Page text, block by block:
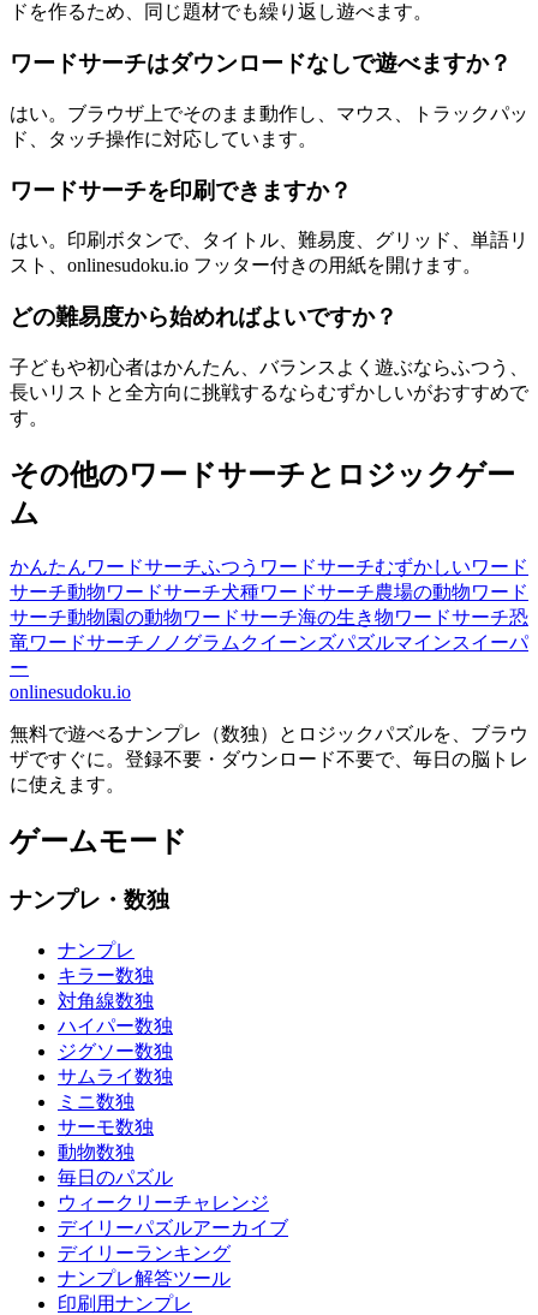
ドを作るため、同じ題材でも繰り返し遊べます。
ワードサーチはダウンロードなしで遊べますか？
はい。ブラウザ上でそのまま動作し、マウス、トラックパッ
ド、タッチ操作に対応しています。
ワードサーチを印刷できますか？
はい。印刷ボタンで、タイトル、難易度、グリッド、単語リ
スト、onlinesudoku.io フッター付きの用紙を開けます。
どの難易度から始めればよいですか？
子どもや初心者はかんたん、バランスよく遊ぶならふつう、
長いリストと全方向に挑戦するならむずかしいがおすすめで
す。
その他のワードサーチとロジックゲー
ム
かんたんワードサーチふつうワードサーチむずかしいワード
サーチ動物ワードサーチ犬種ワードサーチ農場の動物ワード
サーチ動物園の動物ワードサーチ海の生き物ワードサーチ恐
竜ワードサーチ ノノグラムクイーンズパズルマインスイーパ
ー
onlinesudoku.io
無料で遊べるナンプレ（数独）とロジックパズルを、ブラウ
ザですぐに。登録不要・ダウンロード不要で、毎日の脳トレ
に使えます。
ゲームモード
ナンプレ・数独
ナンプレ
キラー数独
対角線数独
ハイパー数独
ジグソー数独
サムライ数独
ミニ数独
サーモ数独
動物数独
毎日のパズル
ウィークリーチャレンジ
デイリーパズルアーカイブ
デイリーランキング
ナンプレ解答ツール
印刷用ナンプレ